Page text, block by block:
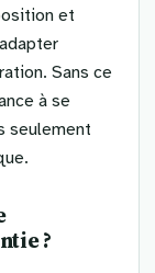
et
Sans ce
à se
seulement
?